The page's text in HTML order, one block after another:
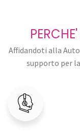
Affidandoti alla
supporto per